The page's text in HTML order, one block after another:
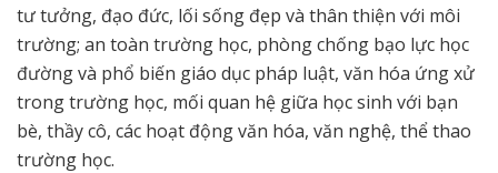
tư tưởng, đạo đức, lối sống đẹp và thân thiện với môi
trường; an toàn trường học, phòng chống bạo lực học
đường và phổ biến giáo dục pháp luật, văn hóa ứng xử
trong trường học, mối quan hệ giữa học sinh với bạn
bè, thầy cô, các hoạt động văn hóa, văn nghệ, thể thao
trường học.